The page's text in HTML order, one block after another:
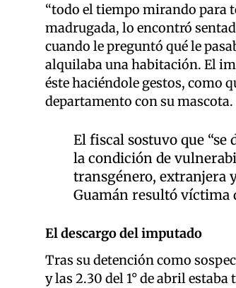
“todo el tiempo mirando para
madrugada, lo encontró
cuando le preguntó qué le
alquilaba una habitación. El
éste haciéndole gestos, como
departamento con su mascota.
El fiscal sostuvo que
la condición de
transgénero, extranjera
Guamán resultó víctima
El descargo del imputado
Tras su detención como
y las 2.30 del 1° de abril